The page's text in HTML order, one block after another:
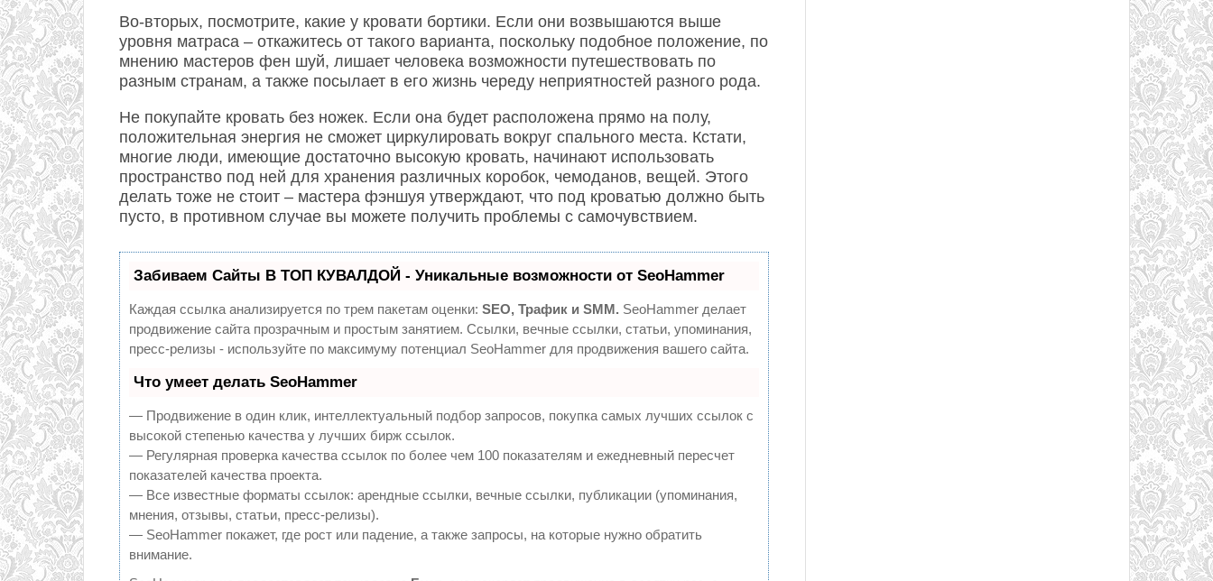
Во-вторых, посмотрите, какие у кровати бортики. Если они возвышаются выше
уровня матраса – откажитесь от такого варианта, поскольку подобное положение, по
мнению мастеров фен шуй, лишает человека возможности путешествовать по
разным странам, а также посылает в его жизнь череду неприятностей разного рода.
Не покупайте кровать без ножек. Если она будет расположена прямо на полу,
положительная энергия не сможет циркулировать вокруг спального места. Кстати,
многие люди, имеющие достаточно высокую кровать, начинают использовать
пространство под ней для хранения различных коробок, чемоданов, вещей. Этого
делать тоже не стоит – мастера фэншуя утверждают, что под кроватью должно быть
пусто, в противном случае вы можете получить проблемы с самочувствием.
Забиваем Сайты В ТОП КУВАЛДОЙ - Уникальные возможности от SeoHammer
Каждая ссылка анализируется по трем пакетам оценки: SEO, Трафик и SMM. SeoHammer делает
продвижение сайта прозрачным и простым занятием. Ссылки, вечные ссылки, статьи, упоминания,
пресс-релизы - используйте по максимуму потенциал SeoHammer для продвижения вашего сайта.
Что умеет делать SeoHammer
— Продвижение в один клик, интеллектуальный подбор запросов, покупка самых лучших ссылок с
высокой степенью качества у лучших бирж ссылок.
— Регулярная проверка качества ссылок по более чем 100 показателям и ежедневный пересчет
показателей качества проекта.
— Все известные форматы ссылок: арендные ссылки, вечные ссылки, публикации (упоминания,
мнения, отзывы, статьи, пресс-релизы).
— SeoHammer покажет, где рост или падение, а также запросы, на которые нужно обратить
внимание.